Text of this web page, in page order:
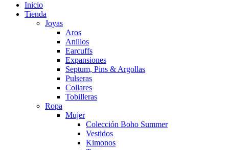
Inicio
Tienda
Joyas
Aros
Anillos
Earcuffs
Expansiones
Septum, Pins & Argollas
Pulseras
Collares
Tobilleras
Ropa
Mujer
Colección Boho Summer
Vestidos
Kimonos